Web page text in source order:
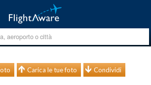
Carica le tue foto Condividi